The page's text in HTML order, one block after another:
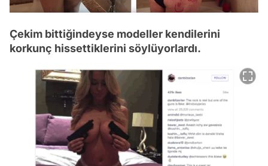
Çekim bittiğindeyse modeller kendilerini
korkunç hissettiklerini söylüyorlardı.